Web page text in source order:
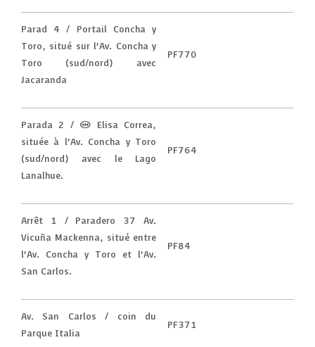
Parad 4 / Portail Concha y
Toro, situé sur l’Av. Concha y
Toro (sud/nord) avec
Jacaranda
PF770
Parada 2 / (M) Elisa Correa,
située à l’Av. Concha y Toro
(sud/nord) avec le Lago
Lanalhue.
PF764
Arrêt 1 / Paradero 37 Av.
Vicuña Mackenna, situé entre
l’Av. Concha y Toro et l’Av.
San Carlos.
PF84
Av. San Carlos / coin du
Parque Italia
PF371